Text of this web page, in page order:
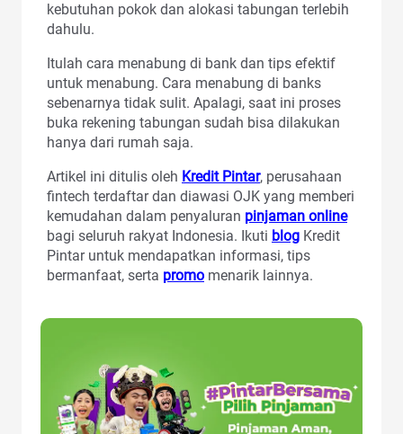
kebutuhan pokok dan alokasi tabungan terlebih
dahulu.
Itulah cara menabung di bank dan tips efektif
untuk menabung. Cara menabung di banks
sebenarnya tidak sulit. Apalagi, saat ini proses
buka rekening tabungan sudah bisa dilakukan
hanya dari rumah saja.
Artikel ini ditulis oleh Kredit Pintar, perusahaan
fintech terdaftar dan diawasi OJK yang memberi
kemudahan dalam penyaluran pinjaman online
bagi seluruh rakyat Indonesia. Ikuti blog Kredit
Pintar untuk mendapatkan informasi, tips
bermanfaat, serta promo menarik lainnya.